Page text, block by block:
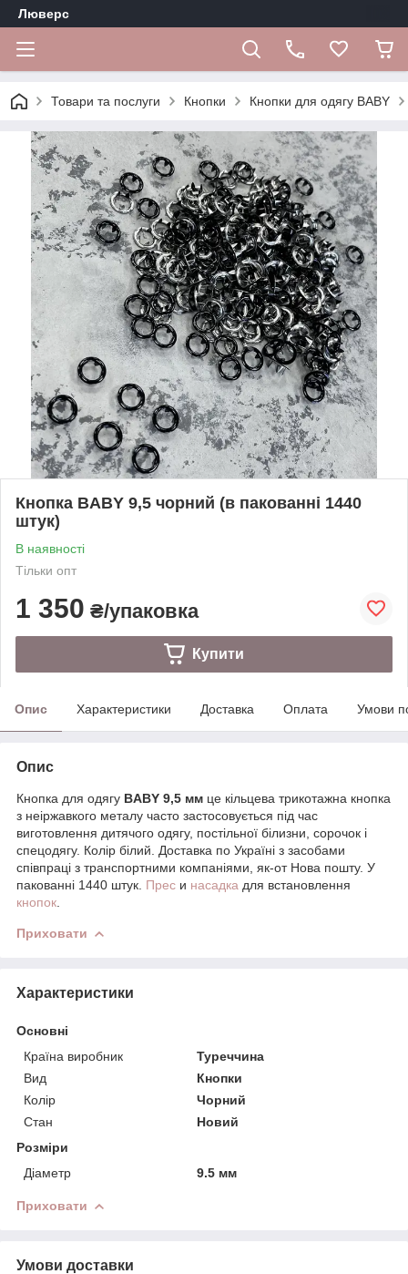
Люверс
Товари та послуги Кнопки Кнопки для одягу BABY
Кнопка BABY 9,5 чорний (в пакованні 1440
штук)
В наявності
Тільки опт
1 350 ₴/упаковка
Купити
Опис Характеристики Доставка Оплата Умови
Опис
Кнопка для одягу BABY 9,5 мм це кільцева трикотажна кнопка
з неіржавкого металу часто застосовується під час
виготовлення дитячого одягу, постільної білизни, сорочок і
спецодягу. Колір білий. Доставка по Україні з засобами
співпраці з транспортними компаніями, як-от Нова пошту. У
пакованні 1440 штук. Прес и насадка для встановлення
кнопок
Приховати
Характеристики
Основні
Країна виробник
Туреччина
Вид
Кнопки
Колір
Чорний
Стан
Новий
Розміри
Діаметр
9.5 мм
Приховати
Умови доставки